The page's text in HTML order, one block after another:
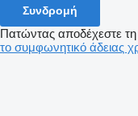
Συνδρομή
Πατώντας αποδέχεστε τη
το συμφωνητικό άδειας